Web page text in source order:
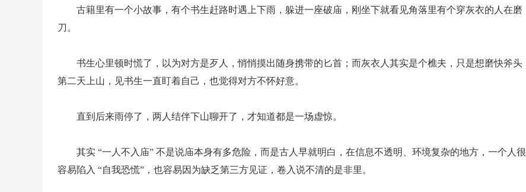
古籍里有一个小故事，有个书生赶路时遇上下雨，躲进一座破庙，刚坐下就看见角落里有个穿灰衣的人在磨
刀。
书生心里顿时慌了，以为对方是歹人，悄悄摸出随身携带的匕首；而灰衣人其实是个樵夫，只是想磨快斧头
第二天上山，见书生一直盯着自己，也觉得对方不怀好意。
直到后来雨停了，两人结伴下山聊开了，才知道都是一场虚惊。
其实 “一人不入庙” 不是说庙本身有多危险，而是古人早就明白，在信息不透明、环境复杂的地方，一个人很
容易陷入 “自我恐慌”，也容易因为缺乏第三方见证，卷入说不清的是非里。